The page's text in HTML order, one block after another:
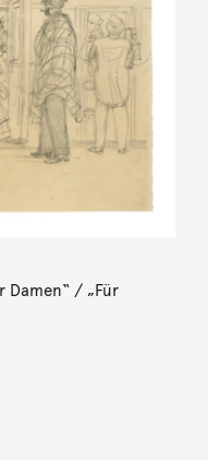
Damen“ / „Für